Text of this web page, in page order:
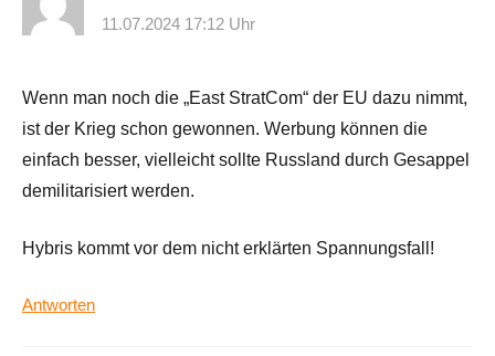
11.07.2024 17:12 Uhr
Wenn man noch die „East StratCom“ der EU dazu nimmt,
ist der Krieg schon gewonnen. Werbung können die
einfach besser, vielleicht sollte Russland durch Gesappel
demilitarisiert werden.
Hybris kommt vor dem nicht erklärten Spannungsfall!
Antworten